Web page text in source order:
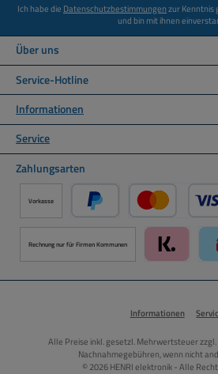
Ich habe die Datenschutzbestimmungenzur Kenntnis
und bin mit ihnen
Über uns
Service-Hotline
Informationen
Service
Zahlungsarten
Vorkasse
PayPal Kredit-
Rechnung nur für Firmen Kommunen
Informationen
Alle Preise inkl. gesetzl. Mehrwertsteuer zzgl.
Nachnahmegebühren, wenn nicht
© 2026 HENRI elektronik - Alle